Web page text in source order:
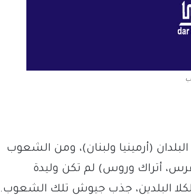
(أرمينيا ولبنان)، ومن الشعوب
أتراك وروس) لم تكن وليدة
البلدين، جذب جيوش تلك الشعوب.